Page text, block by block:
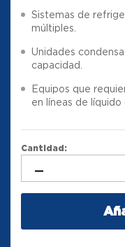
Sistemas de
múltiples.
Unidades
capacidad.
Equipos que
en líneas de líquido
Cantidad: